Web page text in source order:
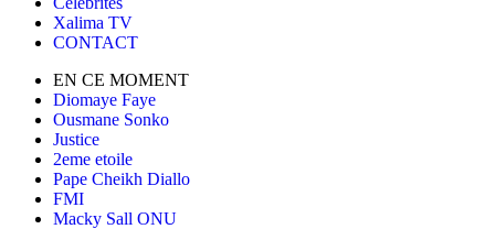
Xalima TV
CONTACT
EN CE MOMENT
Diomaye Faye
Ousmane Sonko
Justice
2eme etoile
Pape Cheikh Diallo
FMI
Macky Sall ONU